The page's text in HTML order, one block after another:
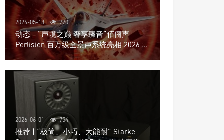
2026-05-18 770
动态｜”声境之巅 奢享臻音”佰俪声
Perlisten 百万级全景声系统亮相 2026 北
京国际音响展
2026-06-01 754
推荐 | “极简、小巧、大能耐” Starke